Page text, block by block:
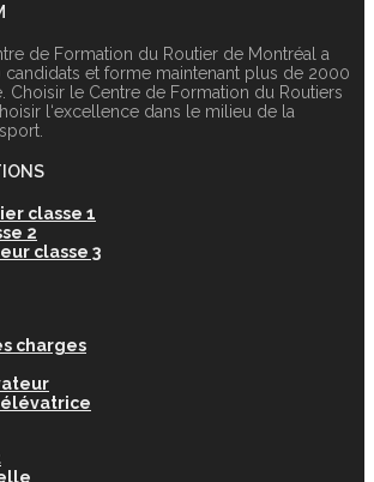
de Formation du Routier de Montréal a
et forme maintenant plus de 2000
Choisir le Centre de Formation du Routiers
l‘excellence dans le milieu de la
classe 1
2
classe 3
charges